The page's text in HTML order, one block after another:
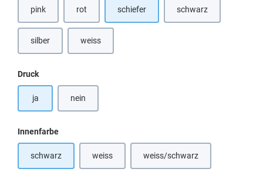
pink(Diese Option ist zurzeit nicht verfügbar.)
rot schiefer schwarz
silber weiss(Diese Option ist zurzeit nicht verfügbar.)
Druckauswählen
ja nein
Innenfarbeauswählen
schwarz weiss(Diese Option ist zurzeit nicht verfügbar.)
weiss/schwarz(Diese Option ist zurzeit